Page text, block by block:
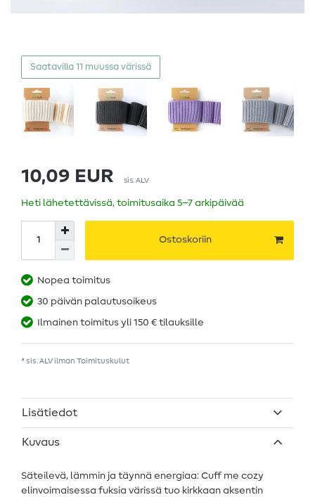
Saatavilla 11 muussa värissä
10,09 EUR sis. ALV
Heti lähetettävissä, toimitusaika 5–7 arkipäivää
Ostoskoriin
Nopea toimitus
30 päivän palautusoikeus
Ilmainen toimitus yli 150 € tilauksille
* sis. ALV ilman Toimituskulut
Lisätiedot
Kuvaus
Säteilevä, lämmin ja täynnä energiaa: Cuff me cozy
elinvoimaisessa fuksia värissä tuo kirkkaan aksentin